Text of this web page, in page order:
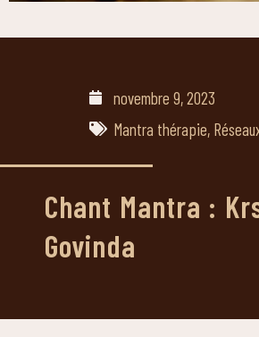
novembre 9, 2023
Mantra thérapie,
Chant Mantra :
Govinda